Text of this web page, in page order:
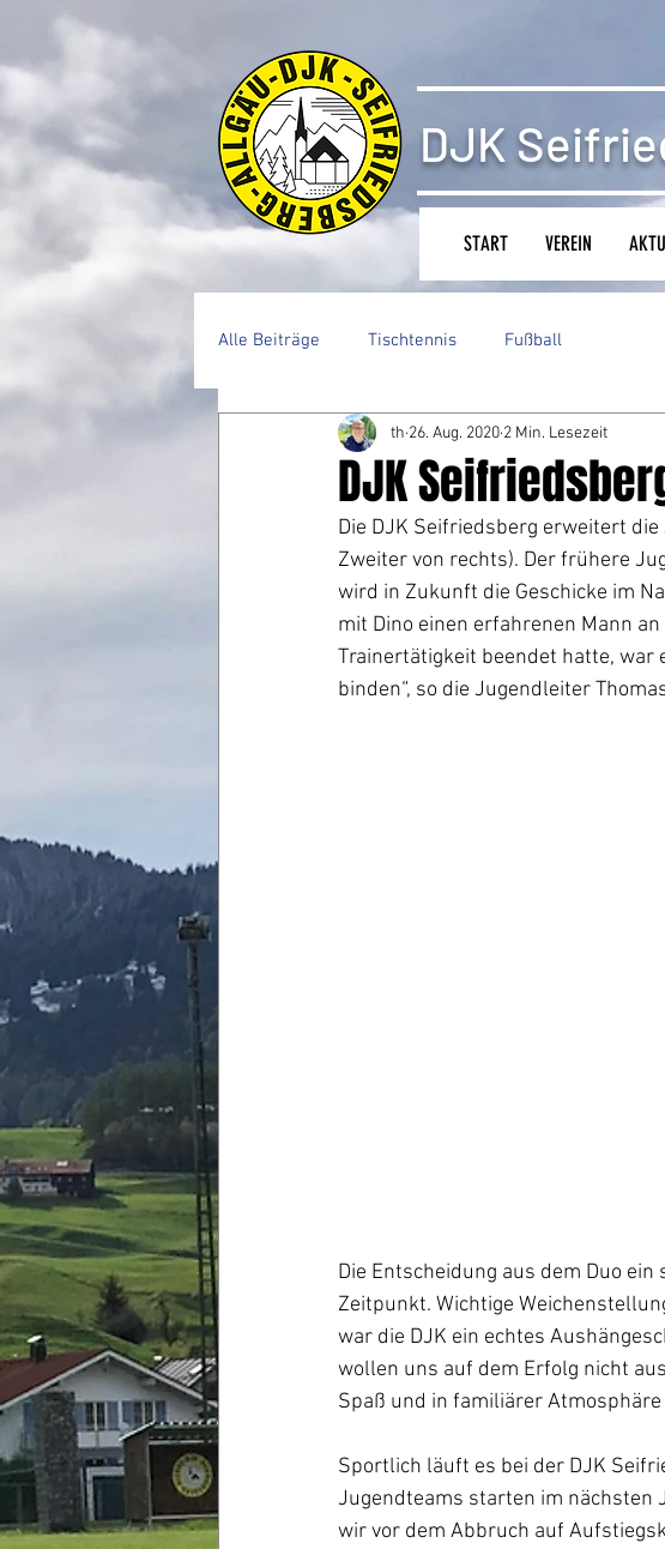
DJK
START VEREIN
Alle Beiträge Tischtennis Fußball
DJK
th 26. Aug. 2020 2 Min. Lesezeit
Die DJK Seifriedsberg erweitert
Zweiter von rechts). Der frühere
wird in Zukunft die Geschicke im
mit Dino einen erfahrenen Mann
Trainertätigkeit beendet hatte, war
binden“, so die Jugendleiter
Die Entscheidung aus dem Duo
Zeitpunkt. Wichtige
war die DJK ein echtes
wollen uns auf dem Erfolg nicht
Spaß und in familiärer
Sportlich läuft es bei der DJK
Jugendteams starten im nächsten
wir vor dem Abbruch auf